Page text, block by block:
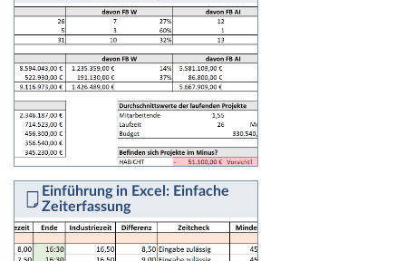
Einführung in Excel: Einfache
Zeiterfassung